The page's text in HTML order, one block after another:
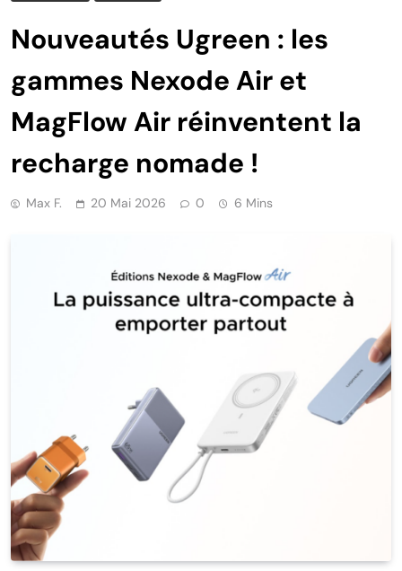
Nouveautés Ugreen : les
gammes Nexode Air et
MagFlow Air réinventent la
recharge nomade !
Max F. 20 Mai 2026 0 6 Mins